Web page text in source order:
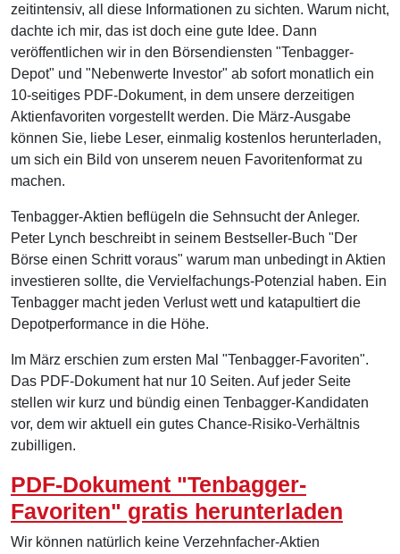
zeitintensiv, all diese Informationen zu sichten. Warum nicht,
dachte ich mir, das ist doch eine gute Idee. Dann
veröffentlichen wir in den Börsendiensten "Tenbagger-
Depot" und "Nebenwerte Investor" ab sofort monatlich ein
10-seitiges PDF-Dokument, in dem unsere derzeitigen
Aktienfavoriten vorgestellt werden. Die März-Ausgabe
können Sie, liebe Leser, einmalig kostenlos herunterladen,
um sich ein Bild von unserem neuen Favoritenformat zu
machen.
Tenbagger-Aktien beflügeln die Sehnsucht der Anleger.
Peter Lynch beschreibt in seinem Bestseller-Buch "Der
Börse einen Schritt voraus" warum man unbedingt in Aktien
investieren sollte, die Vervielfachungs-Potenzial haben. Ein
Tenbagger macht jeden Verlust wett und katapultiert die
Depotperformance in die Höhe.
Im März erschien zum ersten Mal "Tenbagger-Favoriten".
Das PDF-Dokument hat nur 10 Seiten. Auf jeder Seite
stellen wir kurz und bündig einen Tenbagger-Kandidaten
vor, dem wir aktuell ein gutes Chance-Risiko-Verhältnis
zubilligen.
PDF-Dokument "Tenbagger-
Favoriten" gratis herunterladen
Wir können natürlich keine Verzehnfacher-Aktien